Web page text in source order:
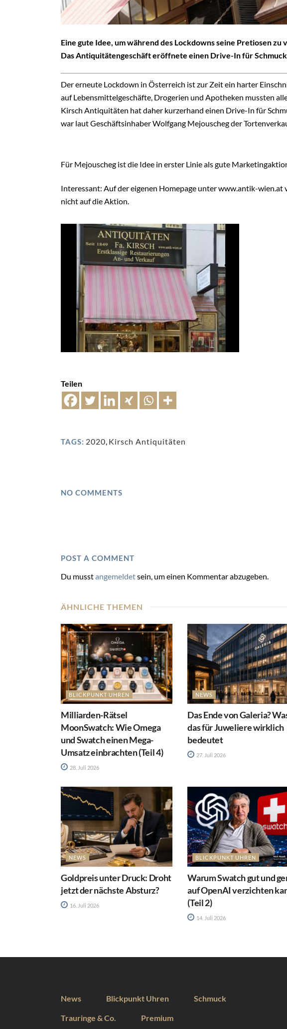
Eine gute Idee, um während des Lockdowns seine Pretiosen
Das Antiquitätengeschäft eröffnete einen Drive-In für
Der erneute Lockdown in Österreich ist zur Zeit ein harter
auf Lebensmittelgeschäfte, Drogerien und Apotheken mussten
Kirsch Antiquitäten hat daher kurzerhand einen Drive-In für
war laut Geschäftsinhaber Wolfgang Mejouscheg der
Für Mejouscheg ist die Idee in erster Linie als gute
Interessant: Auf der eigenen Homepage unter www.antik-
nicht auf die Aktion.
Teilen
TAGS: 2020 Kirsch Antiquitäten
NO COMMENTS
POST A COMMENT
Du musstangemeldetsein, um einen Kommentar abzugeben.
ÄHNLICHE THEMEN
BLICKPUNKT UHREN
Milliarden-Rätsel
MoonSwatch: Wie Omega
und Swatch einen Mega-
Umsatz einbrachten (Teil 4)
28. Juli 2026
NEWS
Das Ende von Galeria?
das für Juweliere wirklich
bedeutet
27. Juli 2026
NEWS
Goldpreis unter Druck: Droht
jetzt der nächste Absturz?
16. Juli 2026
BLICKPUNKT UHREN
Warum Swatch gut und
auf OpenAI verzichten
(Teil 2)
14. Juli 2026
News Blickpunkt Uhren Schmuck
Trauringe & Co. Premium